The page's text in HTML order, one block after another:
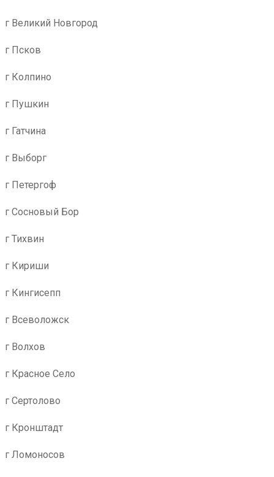
г Великий Новгород
г Псков
г Колпино
г Пушкин
г Гатчина
г Выборг
г Петергоф
г Сосновый Бор
г Тихвин
г Кириши
г Кингисепп
г Всеволожск
г Волхов
г Красное Село
г Сертолово
г Кронштадт
г Ломоносов